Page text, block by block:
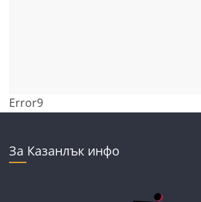
Error9
За Казанлък инфо